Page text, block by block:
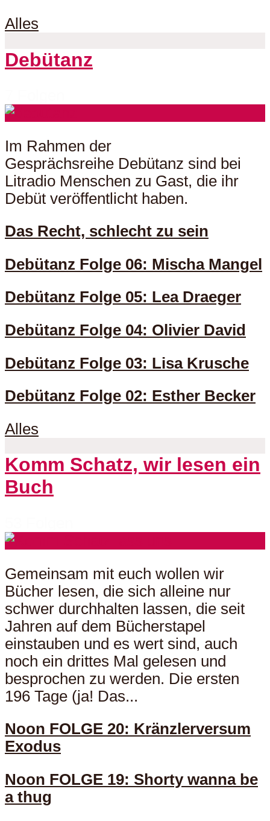
Alles
Debütanz
Im Rahmen der
Gesprächsreihe Debütanz sind bei
Litradio Menschen zu Gast, die ihr
Debüt veröffentlicht haben.
Das Recht, schlecht zu sein
Debütanz Folge 06: Mischa Mangel
Debütanz Folge 05: Lea Draeger
Debütanz Folge 04: Olivier David
Debütanz Folge 03: Lisa Krusche
Debütanz Folge 02: Esther Becker
Alles
Komm Schatz, wir lesen ein
Buch
Gemeinsam mit euch wollen wir
Bücher lesen, die sich alleine nur
schwer durchhalten lassen, die seit
Jahren auf dem Bücherstapel
einstauben und es wert sind, auch
noch ein drittes Mal gelesen und
besprochen zu werden. Die ersten
196 Tage (ja! Das...
Noon FOLGE 20: Kränzlerversum
Exodus
Noon FOLGE 19: Shorty wanna be
a thug